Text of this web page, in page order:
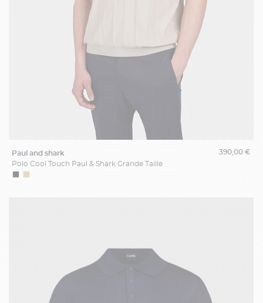
paul and shark
Polo Cool Touch Paul & Shark Grande Taille
390,00 €